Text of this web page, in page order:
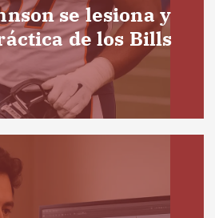
se lesiona y
de los Bills